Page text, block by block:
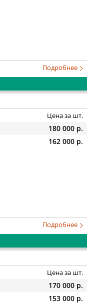
Подробнее
Цена за шт.
180 000 р.
162 000 р.
Подробнее
Цена за шт.
170 000 р.
153 000 р.